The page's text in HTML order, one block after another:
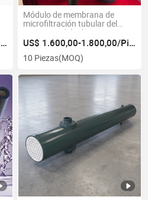
US$ 1.600,00-1.800,00/Pieza
Módulo de membrana de
microfiltración tubular del
mismo modelo de Porex para
el tratamiento de aguas
residuales industriales
US$ 1.600,00-1.800,00/Pieza
10 Piezas(MOQ)